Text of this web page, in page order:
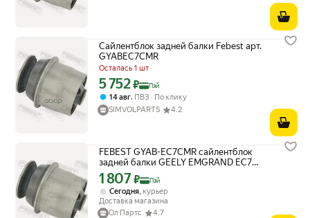
Сайлентблок задней балки Febest арт.
GYABEC7CMR
Осталась 1 шт
Цена с картой Яндекс Пэй 5752 ₽ вместо
5 752₽ Пэй
14 авг, ПВЗ
По клику
SIMVOLPARTS
4.2
FEBEST GYAB-EC7CMR сайлентблок
задней балки GEELY EMGRAND EC7
2009-2014
Цена с картой Яндекс Пэй 1807 ₽ вместо
1 807₽ Пэй
Сегодня, курьер
Доставка магазина
Ол Партс
4.7